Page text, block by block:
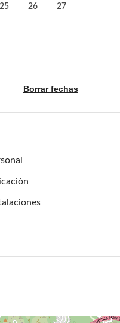
25 26 27
Borrar fechas